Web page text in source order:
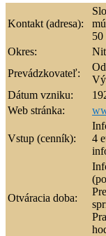
Kontakt (adresa):
50
Okres:
Prevádzkovateľ:
Dátum vzniku:
Web stránka:
Vstup (cenník):
4
Otváracia doba: